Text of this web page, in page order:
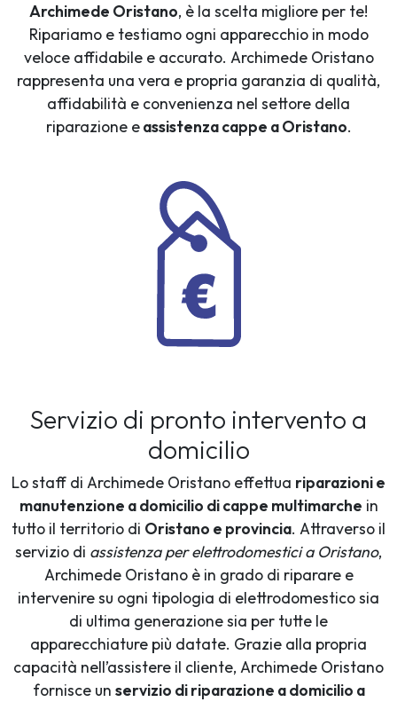
Archimede Oristano, è la scelta migliore per te!
Ripariamo e testiamo ogni apparecchio in modo
veloce affidabile e accurato. Archimede Oristano
rappresenta una vera e propria garanzia di qualità,
affidabilità e convenienza nel settore della
riparazione eassistenza cappe a Oristano.
Servizio di pronto intervento a
domicilio
Lo staff di Archimede Oristano effettua riparazioni e
manutenzione a domicilio di cappe multimarche in
tutto il territorio di Oristano e provincia. Attraverso il
servizio di assistenza per elettrodomestici a Oristano,
Archimede Oristano è in grado di riparare e
intervenire su ogni tipologia di elettrodomestico sia
di ultima generazione sia per tutte le
apparecchiature più datate. Grazie alla propria
capacità nell’assistere il cliente, Archimede Oristano
fornisce un servizio di riparazione a domicilio a